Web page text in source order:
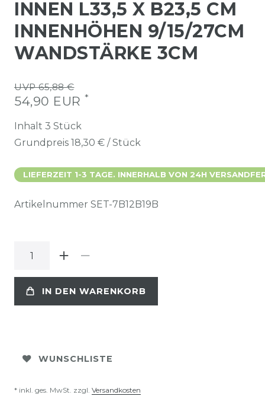
INNEN L33,5 X B23,5 CM
INNENHÖHEN 9/15/27CM
WANDSTÄRKE 3CM
UVP 65,88 €
54,90 EUR *
Inhalt 3 Stück
Grundpreis 18,30 € / Stück
LIEFERZEIT 1-3 TAGE. INNERHALB VON 24H
Artikelnummer SET-7B12B19B
IN DEN WARENKORB
WUNSCHLISTE
* inkl. ges. MwSt. zzgl. Versandkosten